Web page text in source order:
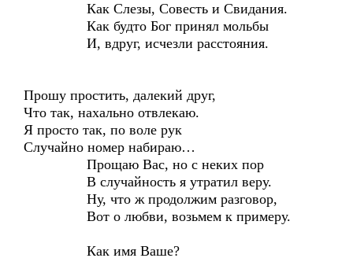
Как Слезы, Совесть и Свидания.
Как будто Бог принял мольбы
И, вдруг, исчезли расстояния.
Прошу простить, далекий друг,
Что так, нахально отвлекаю.
Я просто так, по воле рук
Случайно номер набираю…
Прощаю Вас, но с неких пор
В случайность я утратил веру.
Ну, что ж продолжим разговор,
Вот о любви, возьмем к примеру.
Как имя Ваше?